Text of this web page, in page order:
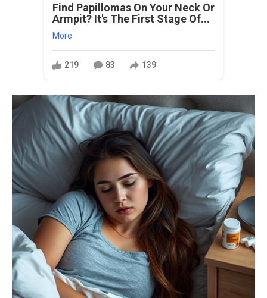
Find Papillomas On Your Neck Or
Armpit? It's The First Stage Of...
More
219 83 139